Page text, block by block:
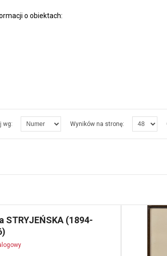
o obiektach:
wg: Wyników na stronę:
STRYJEŃSKA (1894-